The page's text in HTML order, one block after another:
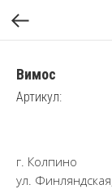
Вимос
Артикул:
г. Колпино
ул.